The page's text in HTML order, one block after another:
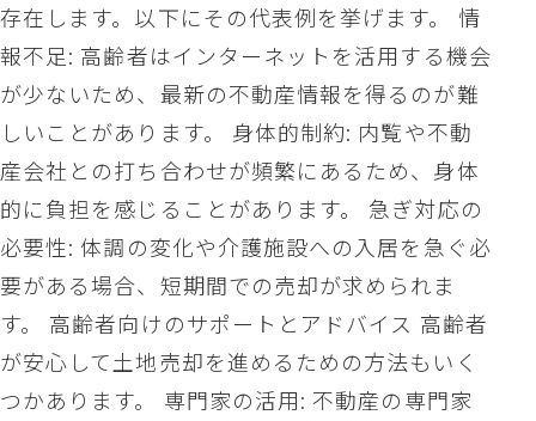
存在します。以下にその代表例を挙げます。 情
報不足: 高齢者はインターネットを活用する機会
が少ないため、最新の不動産情報を得るのが難
しいことがあります。 身体的制約: 内覧や不動
産会社との打ち合わせが頻繁にあるため、身体
的に負担を感じることがあります。 急ぎ対応の
必要性: 体調の変化や介護施設への入居を急ぐ必
要がある場合、短期間での売却が求められま
す。 高齢者向けのサポートとアドバイス 高齢者
が安心して土地売却を進めるための方法もいく
つかあります。 専門家の活用: 不動産の専門家